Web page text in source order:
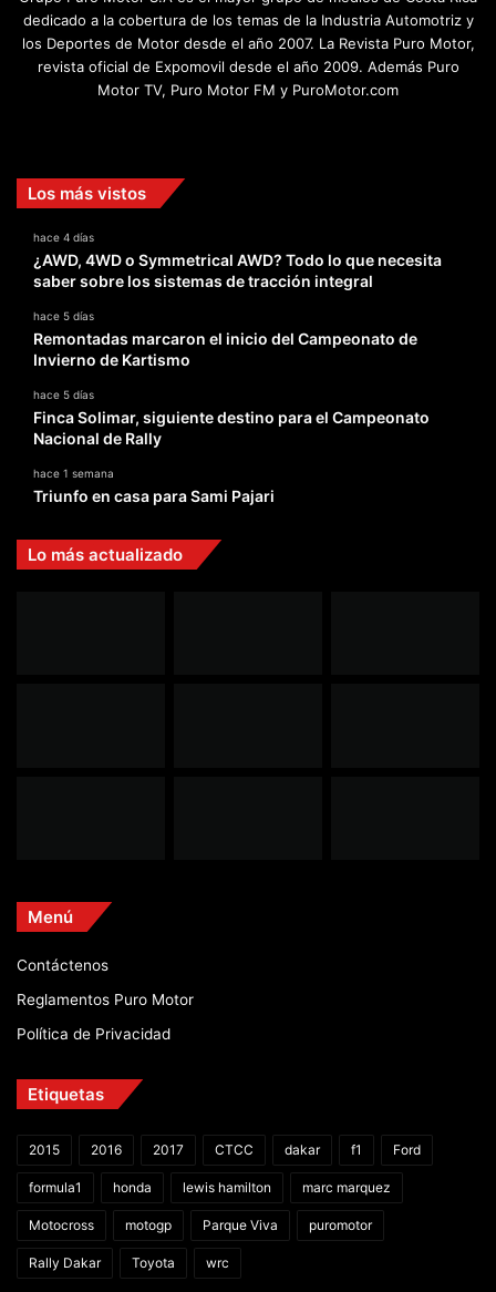
dedicado a la cobertura de los temas de la Industria Automotriz y
los Deportes de Motor desde el año 2007. La Revista Puro Motor,
revista oficial de Expomovil desde el año 2009. Además Puro
Motor TV, Puro Motor FM y PuroMotor.com
Los más vistos
hace 4 días
¿AWD, 4WD o Symmetrical AWD? Todo lo que necesita
saber sobre los sistemas de tracción integral
hace 5 días
Remontadas marcaron el inicio del Campeonato de
Invierno de Kartismo
hace 5 días
Finca Solimar, siguiente destino para el Campeonato
Nacional de Rally
hace 1 semana
Triunfo en casa para Sami Pajari
Lo más actualizado
Menú
Contáctenos
Reglamentos Puro Motor
Política de Privacidad
Etiquetas
2015 2016 2017 CTCC dakar f1 Ford
formula1 honda lewis hamilton marc marquez
Motocross motogp Parque Viva puromotor
Rally Dakar Toyota wrc